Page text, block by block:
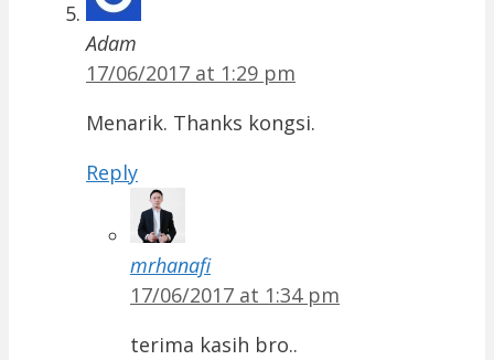
Adam
17/06/2017 at 1:29 pm
Menarik. Thanks kongsi.
Reply
mrhanafi
17/06/2017 at 1:34 pm
terima kasih bro..